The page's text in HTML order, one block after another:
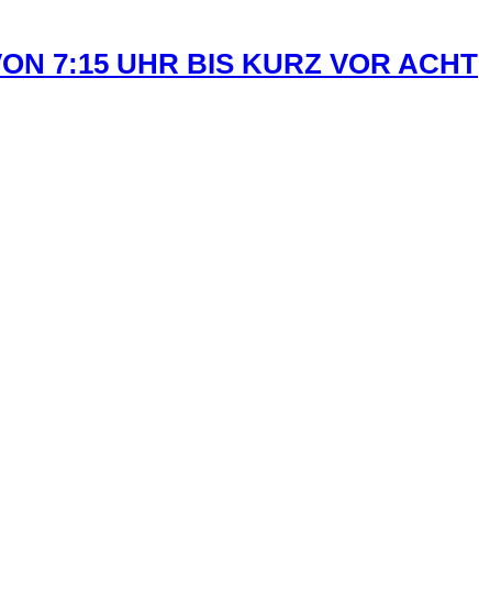
7:15 UHR BIS KURZ VOR ACHT